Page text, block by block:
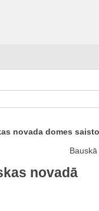
novada domes
novadā